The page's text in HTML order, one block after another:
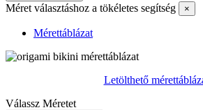
Méret választáshoz a tökéletes segítség ×
Mérettáblázat
Letölthető
Válassz Méretet